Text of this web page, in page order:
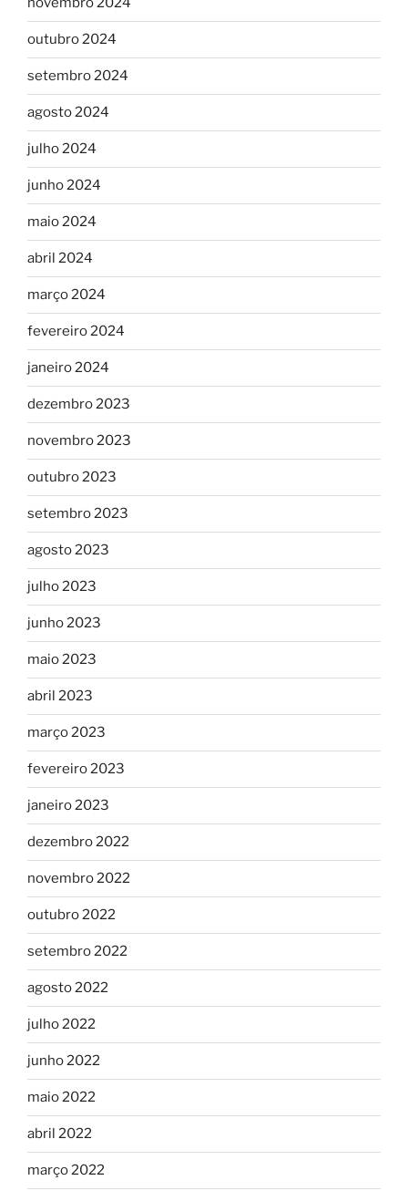
outubro 2024
setembro 2024
agosto 2024
julho 2024
junho 2024
maio 2024
abril 2024
março 2024
fevereiro 2024
janeiro 2024
dezembro 2023
novembro 2023
outubro 2023
setembro 2023
agosto 2023
julho 2023
junho 2023
maio 2023
abril 2023
março 2023
fevereiro 2023
janeiro 2023
dezembro 2022
novembro 2022
outubro 2022
setembro 2022
agosto 2022
julho 2022
junho 2022
maio 2022
abril 2022
março 2022